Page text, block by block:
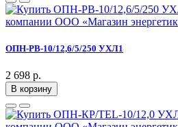
ОПН-РВ-10/12,6/5/250 УХЛ1
2 698 р.
В корзину